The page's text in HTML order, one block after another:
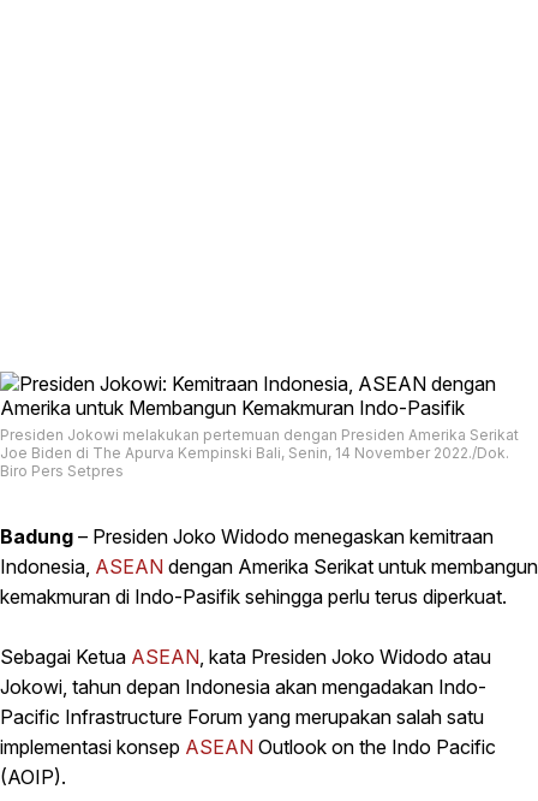
Presiden Jokowi melakukan pertemuan dengan Presiden Amerika Serikat
Joe Biden di The Apurva Kempinski Bali, Senin, 14 November 2022./Dok.
Biro Pers Setpres
Badung – Presiden Joko Widodo menegaskan kemitraan
Indonesia, ASEAN dengan Amerika Serikat untuk membangun
kemakmuran di Indo-Pasifik sehingga perlu terus diperkuat.
Sebagai Ketua ASEAN , kata Presiden Joko Widodo atau
Jokowi, tahun depan Indonesia akan mengadakan Indo-
Pacific Infrastructure Forum yang merupakan salah satu
implementasi konsep ASEAN Outlook on the Indo Pacific
(AOIP).